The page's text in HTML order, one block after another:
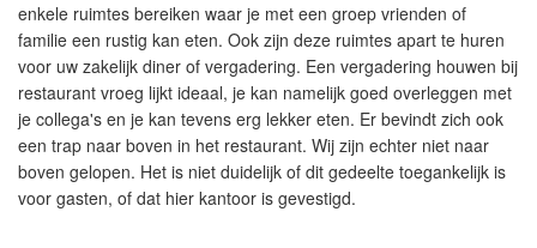
enkele ruimtes bereiken waar je met een groep vrienden of
familie een rustig kan eten. Ook zijn deze ruimtes apart te huren
voor uw zakelijk diner of vergadering. Een vergadering houwen bij
restaurant vroeg lijkt ideaal, je kan namelijk goed overleggen met
je collega's en je kan tevens erg lekker eten. Er bevindt zich ook
een trap naar boven in het restaurant. Wij zijn echter niet naar
boven gelopen. Het is niet duidelijk of dit gedeelte toegankelijk is
voor gasten, of dat hier kantoor is gevestigd.